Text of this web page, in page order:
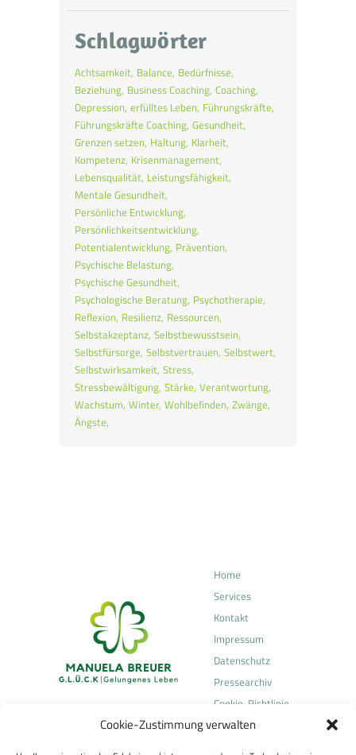
Cookie-Zustimmung verwalten
Schlagwörter
Achtsamkeit Balance Bedürfnisse
Beziehung Business Coaching Coaching
Depression erfülltes Leben Führungskräfte
Führungskräfte Coaching Gesundheit
Grenzen setzen Haltung Klarheit
Kompetenz Krisenmanagement
Lebensqualität Leistungsfähigkeit
Mentale Gesundheit
Persönliche Entwicklung
Persönlichkeitsentwicklung
Potentialentwicklung Prävention
Psychische Belastung
Psychische Gesundheit
Psychologische Beratung Psychotherapie
Reflexion Resilienz Ressourcen
Selbstakzeptanz Selbstbewusstsein
Selbstfürsorge Selbstvertrauen Selbstwert
Selbstwirksamkeit Stress
Stressbewältigung Stärke Verantwortung
Wachstum Winter Wohlbefinden Zwänge
Ängste
Home
Services
Kontakt
Impressum
Datenschutz
Pressearchiv
Cookie-Richtlinie
(EU)